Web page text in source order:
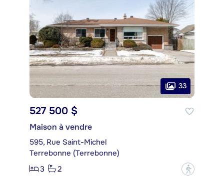
33
527 500 $
Maison à vendre
595, Rue Saint-Michel
Terrebonne (Terrebonne)
3
2 ?